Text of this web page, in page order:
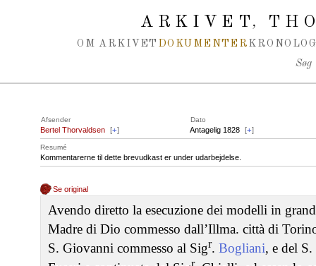
ARKIVET,
OM ARKIVET DOKUMENTER
Søg
Afsender Dato
Bertel Thorvaldsen [+] Antagelig 1828 [+]
Resumé
Kommentarerne til dette brevudkast er under udarbejdelse.
Se original
Avendo diretto la esecuzione dei modelli in
Madre di Dio commesso dall’Illma. città di
S. Giovanni commesso al Sigr. Bogliani, e del